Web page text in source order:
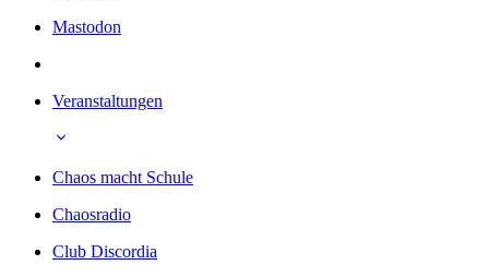
Mastodon
Veranstaltungen
Chaos macht Schule
Chaosradio
Club Discordia